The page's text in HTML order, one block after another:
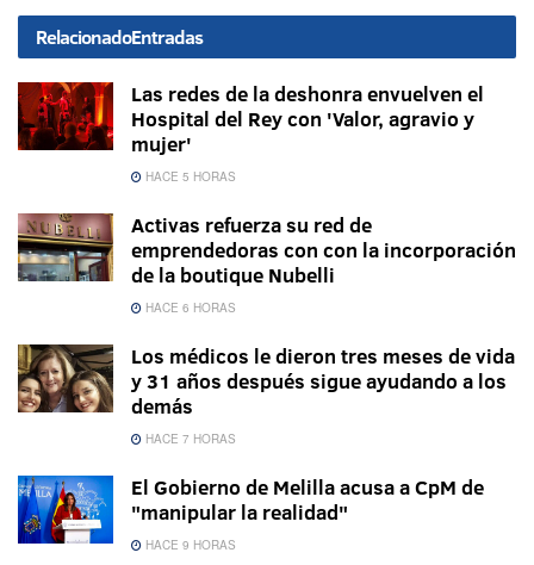
RelacionadoEntradas
Las redes de la deshonra envuelven el
Hospital del Rey con 'Valor, agravio y
mujer'
HACE 5 HORAS
Activas refuerza su red de
emprendedoras con con la incorporación
de la boutique Nubelli
HACE 6 HORAS
Los médicos le dieron tres meses de vida
y 31 años después sigue ayudando a los
demás
HACE 7 HORAS
El Gobierno de Melilla acusa a CpM de
"manipular la realidad"
HACE 9 HORAS